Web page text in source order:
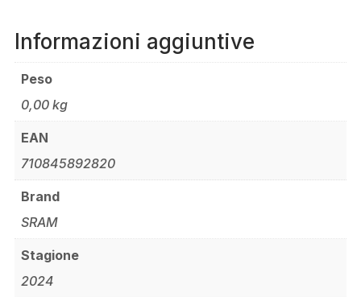
Informazioni aggiuntive
Peso
0,00 kg
EAN
710845892820
Brand
SRAM
Stagione
2024